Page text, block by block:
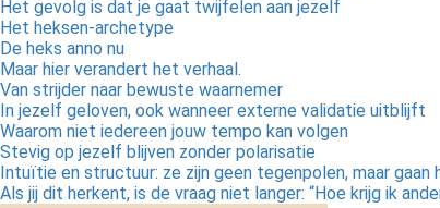
Het gevolg is dat je gaat twijfelen aan jezelf
Het heksen-archetype
De heks anno nu
Maar hier verandert het verhaal.
Van strijder naar bewuste waarnemer
In jezelf geloven, ook wanneer externe validatie uitblijft
Waarom niet iedereen jouw tempo kan volgen
Stevig op jezelf blijven zonder polarisatie
Intuïtie en structuur: ze zijn geen tegenpolen, maar gaan
Als jij dit herkent, is de vraag niet langer: “Hoe krijg ik